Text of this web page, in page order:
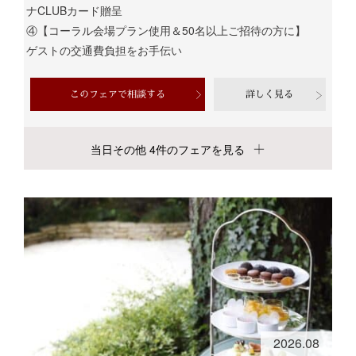
ナCLUBカード贈呈
④【コーラル会場プラン使用＆50名以上ご招待の方に】
ゲストの交通費負担をお手伝い
このフェアで相談する 詳しく見る
当日その他 4件のフェアを見る
2026.08